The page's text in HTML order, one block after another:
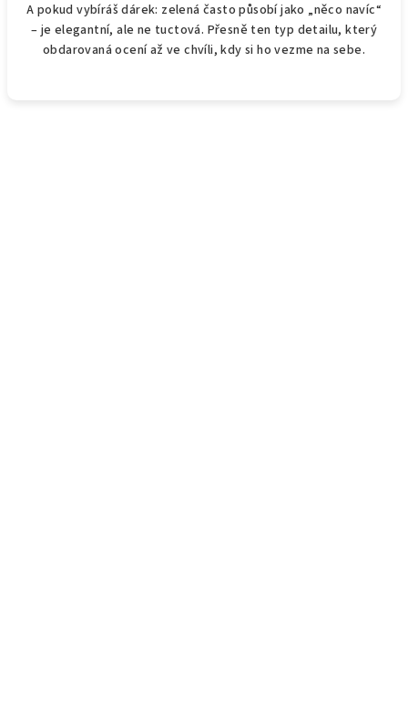
A pokud vybíráš dárek: zelená často působí jako „něco navíc“
– je elegantní, ale ne tuctová. Přesně ten typ detailu, který
obdarovaná ocení až ve chvíli, kdy si ho vezme na sebe.